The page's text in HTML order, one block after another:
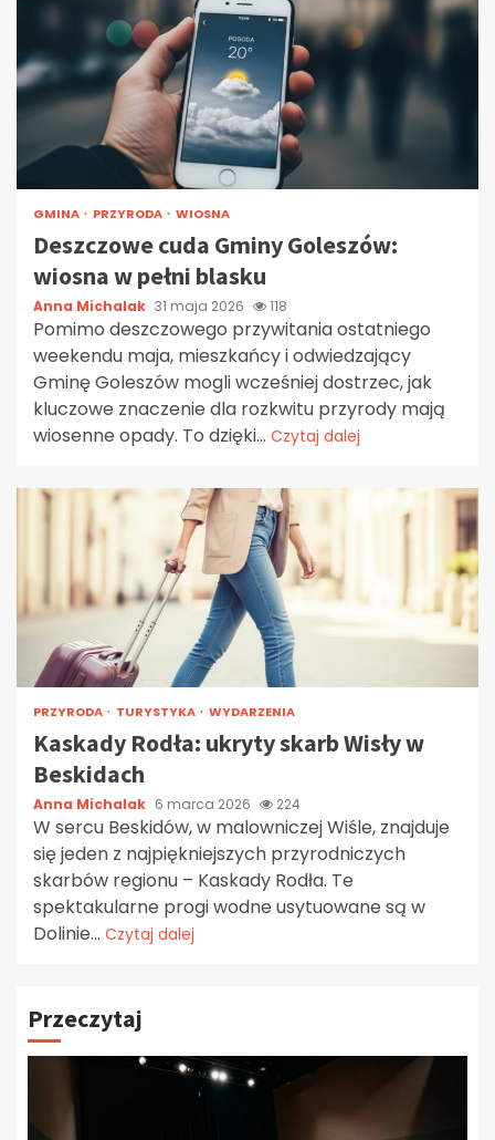
GMINA PRZYRODA WIOSNA
Deszczowe cuda Gminy Goleszów:
wiosna w pełni blasku
Anna Michalak 31 maja 2026 118
Pomimo deszczowego przywitania ostatniego
weekendu maja, mieszkańcy i odwiedzający
Gminę Goleszów mogli wcześniej dostrzec, jak
kluczowe znaczenie dla rozkwitu przyrody mają
wiosenne opady. To dzięki... Czytaj dalej
PRZYRODA TURYSTYKA WYDARZENIA
Kaskady Rodła: ukryty skarb Wisły w
Beskidach
Anna Michalak 6 marca 2026 224
W sercu Beskidów, w malowniczej Wiśle, znajduje
się jeden z najpiękniejszych przyrodniczych
skarbów regionu – Kaskady Rodła. Te
spektakularne progi wodne usytuowane są w
Dolinie... Czytaj dalej
Przeczytaj